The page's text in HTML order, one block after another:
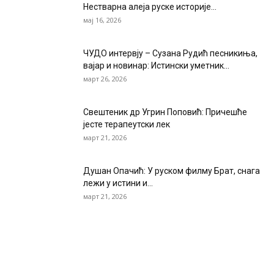
Нестварна алеја руске историје...
мај 16, 2026
ЧУДО интервју – Сузана Рудић песникиња,
вајар и новинар: Истински уметник...
март 26, 2026
Свештеник др Угрин Поповић: Причешће
јесте терапеутски лек
март 21, 2026
Душан Опачић: У руском филму Брат, снага
лежи у истини и...
март 21, 2026